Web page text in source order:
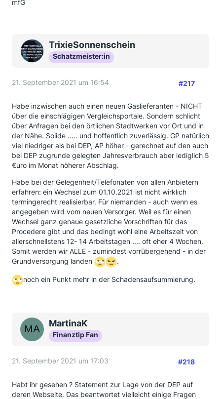
mfG
TrixieSonnenschein
Schatzmeister:in
21. September 2021 um 16:54 #217
Habe inzwischen auch einen neuen Gaslieferanten - NICHT
über die einschlägigen Vergleichsportale. Sondern schlicht
über Anfragen bei den örtlichen Stadtwerken vor Ort und in
der Nähe. Solide ..... und hoffentlich zuverlässig. GP natürlich
viel niedriger als bei DEP, AP höher - gerechnet auf den auch
bei DEP zugrunde gelegten Jahresverbrauch aber lediglich 5
€uro im Monat höherer Abschlag.
Habe bei der Gelegenheit/Telefonaten von allen Anbietern
erfahren: ein Wechsel zum 01.10.2021 ist nicht wirklich
termingerecht realisierbar. Für niemanden - auch wenn es
angegeben wird vom neuen Versorger. Weil es für einen
Wechsel ganz genaue gesetzliche Vorschriften für das
Procedere gibt und das bedingt wohl eine Arbeitszeit von
allerschnellstens 12- 14 Arbeitstagen .... oft eher 4 Wochen.
Somit werden wir ALLE - zumindest vorrübergehend - in der
Grundversorgung landen
.
noch ein Punkt mehr in der Schadensaufsummierung.
MartinaK
Finanztip Fan
21. September 2021 um 17:03 #218
Habt ihr gesehen ? Statement zur Lage von der DEP auf
deren Webseite. Das beantwortet vielleicht einige Fragen